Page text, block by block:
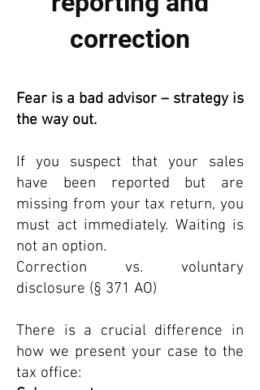
correction
Fear is a bad advisor – strategy is
the way out.
If you suspect that your sales
have been reported but are
missing from your tax return, you
must act immediately. Waiting is
not an option.
Correction vs. voluntary
disclosure (§ 371 AO)
There is a crucial difference in
how we present your case to the
tax office: